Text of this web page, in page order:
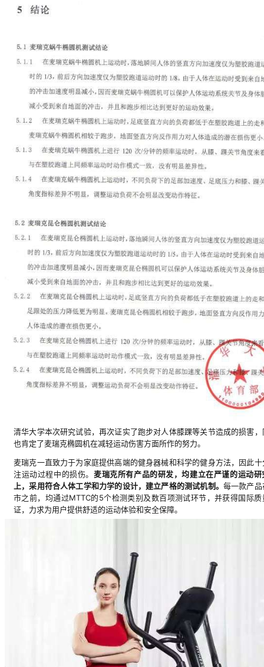
清华大学本次研究试验，再次证实了跑步对人体膝踝等关节造成的损害，
也肯定了麦瑞克椭圆机在减轻运动伤害方面所作的努力。
麦瑞克一直致力于为家庭提供高端的健身器械和科学的健身方法，因此十
注运动过程中的损伤。 麦瑞克所有产品的研发，均建立在严谨的运动研
上，采用符合人体工学和力学的设计，建立严格的测试机制。 每一款产品
市之前，均通过MTTC的5个检测类别及数百项测试环节，并获得国际质
证，力求为用户提供舒适的运动体验和安全保障。